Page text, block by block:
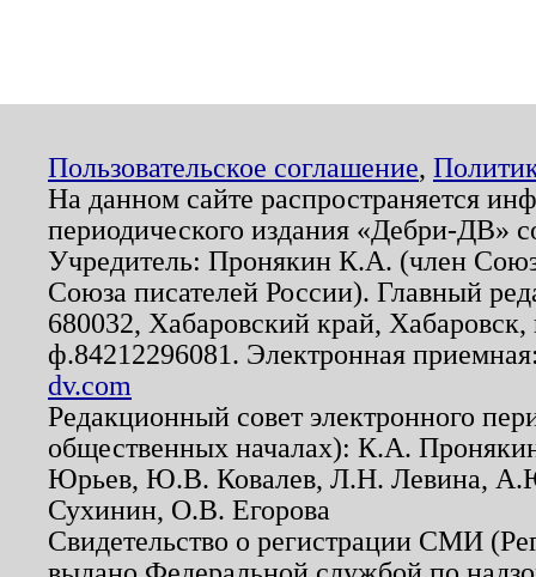
Пользовательское соглашение,
На данном сайте распространяется
периодического издания «Дебри-ДВ»
Учредитель: Пронякин К.А. (член
Союза писателей России). Главный
680032, Хабаровский край,
ф.84212296081. Электронная
dv.com
Редакционный совет электронного
общественных началах): К.А.
Юрьев, Ю.В. Ковалев, Л.Н. Левина,
Сухинин, О.В. Егорова
Свидетельство о регистрации СМИ